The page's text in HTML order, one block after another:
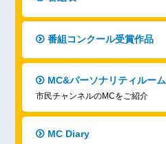
番組コンクール受賞作品
MC&パーソナリティルーム
市民チャンネルのMCをご紹介
MC Diary